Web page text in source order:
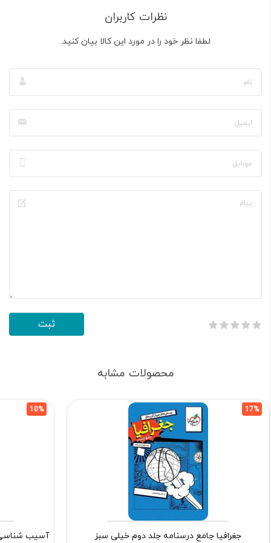
نظرات کاربران
لطفا نظر خود را در مورد این کالا بیان کنید.
محصولات مشابه
17%
جغرافیا جامع درسنامه جلد دوم خیلی سبز
10%
آسیب شناسی